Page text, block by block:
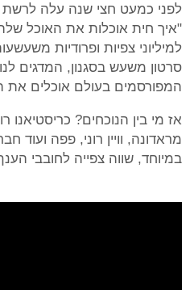
לפני כמעט חצי שנה עלה לרשת
"איך חית אוכלות את האוכל
למיליוני צפיות ופרודיות
סרטון משעש בסגנון, המדגים
המפורסמים בעולם אוכלים את
אז מי בין הנוכחים? כריסטיאנו
מראדונה, וויין רוני, פפה ועוד
במיוחד, שווה צפייה לחובבי